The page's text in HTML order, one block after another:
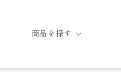
商品を探す